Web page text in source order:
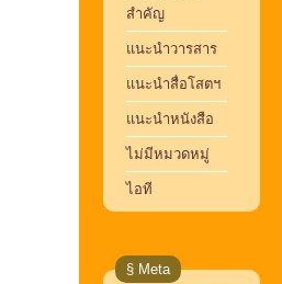
สำคัญ
แนะนำวารสาร
แนะนำสื่อโสตฯ
แนะนำหนังสือ
ไม่มีหมวดหมู่
ไอที
§ Meta